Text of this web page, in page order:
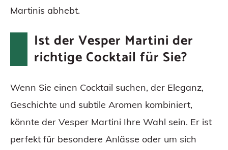
Martinis abhebt.
Ist der Vesper Martini der
richtige Cocktail für Sie?
Wenn Sie einen Cocktail suchen, der Eleganz,
Geschichte und subtile Aromen kombiniert,
könnte der Vesper Martini Ihre Wahl sein. Er ist
perfekt für besondere Anlässe oder um sich